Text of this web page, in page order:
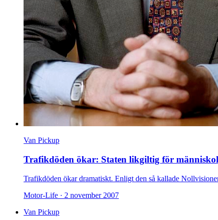
Van Pickup
Trafikdöden ökar: Staten likgiltig för
Trafikdöden ökar dramatiskt. Enligt den så kallade
Motor-Life · 2 november 2007
Van Pickup